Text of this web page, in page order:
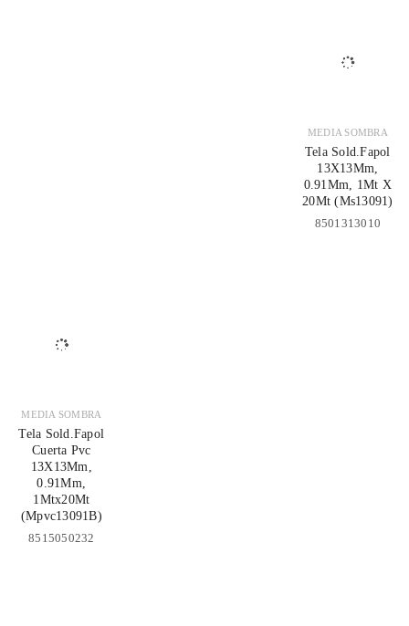
MEDIA SOMBRA
Tela Sold.Fapol
13X13Mm,
0.91Mm, 1Mt X
20Mt (Ms13091)
8501313010
MEDIA SOMBRA
Tela Sold.Fapol
Cuerta Pvc
13X13Mm,
0.91Mm,
1Mtx20Mt
(Mpvc13091B)
8515050232